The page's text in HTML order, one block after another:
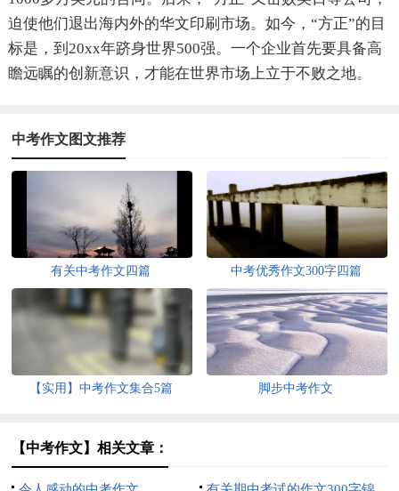
迫使他们退出海内外的华文印刷市场。如今，“方正”的目
标是，到20xx年跻身世界500强。一个企业首先要具备高
瞻远瞩的创新意识，才能在世界市场上立于不败之地。
中考作文图文推荐
有关中考作文四篇 中考优秀作文300字四篇
【实用】中考作文集合5篇 脚步中考作文
【中考作文】相关文章：